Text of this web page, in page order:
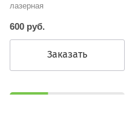
лазерная
600 руб.
Заказать